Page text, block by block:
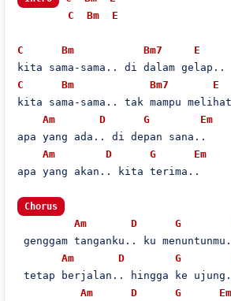
C
Bm E
C Bm Bm7
E
C
Bm Bm7
E
kita sama-sama.. tak mampu
Am
D G
Em
apa yang ada.. di depan sana..
Am
D G
Em
apa yang akan.. kita terima..
Chorus
Am D G
genggam tanganku.. ku
Am
D G
tetap berjalan.. hingga ke
Am
D G
Em